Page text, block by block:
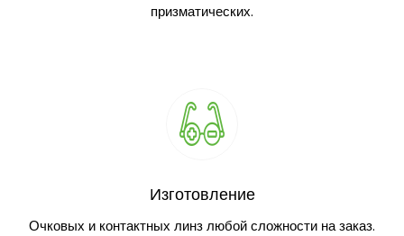
призматических.
Изготовление
Очковых и контактных линз любой сложности на заказ.